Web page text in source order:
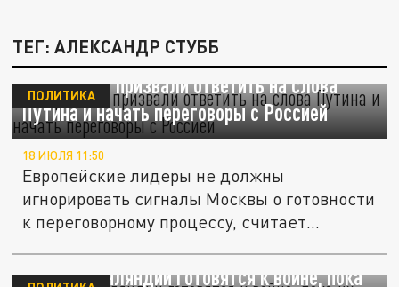
ТЕГ: АЛЕКСАНДР СТУББ
В Германии призвали ответить на слова
Путина и начать переговоры с Россией
ПОЛИТИКА
18 ИЮЛЯ 11:50
Европейские лидеры не должны
игнорировать сигналы Москвы о готовности
к переговорному процессу, считает
Власти Финляндии готовятся к войне, пока